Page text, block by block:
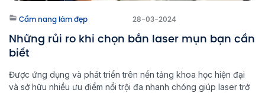
Cẩm nang làm đẹp 28-03-2024
Những rủi ro khi chọn bắn laser mụn bạn cần
biết
Được ứng dụng và phát triển trên nền tảng khoa học hiện đại
và sở hữu nhiều ưu điểm nổi trội đa nhanh chóng giúp laser trở